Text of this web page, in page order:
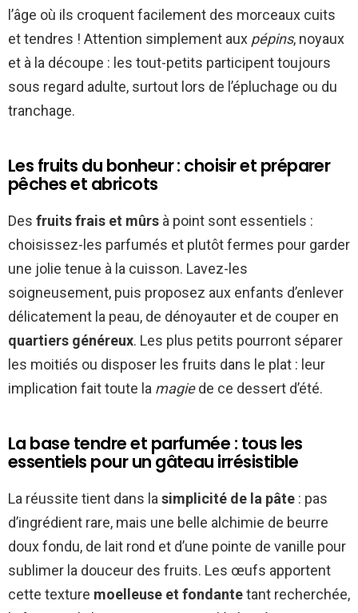
l’âge où ils croquent facilement des morceaux cuits
et tendres ! Attention simplement aux pépins, noyaux
et à la découpe : les tout-petits participent toujours
sous regard adulte, surtout lors de l’épluchage ou du
tranchage.
Les fruits du bonheur : choisir et préparer
pêches et abricots
Des fruits frais et mûrs à point sont essentiels :
choisissez-les parfumés et plutôt fermes pour garder
une jolie tenue à la cuisson. Lavez-les
soigneusement, puis proposez aux enfants d’enlever
délicatement la peau, de dénoyauter et de couper en
quartiers généreux. Les plus petits pourront séparer
les moitiés ou disposer les fruits dans le plat : leur
implication fait toute la magiede ce dessert d’été.
La base tendre et parfumée : tous les
essentiels pour un gâteau irrésistible
La réussite tient dans la simplicité de la pâte : pas
d’ingrédient rare, mais une belle alchimie de beurre
doux fondu, de lait rond et d’une pointe de vanille pour
sublimer la douceur des fruits. Les œufs apportent
cette texture moelleuse et fondantetant recherchée,